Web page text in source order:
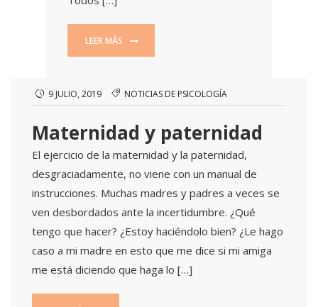
LEER MÁS
9 JULIO, 2019 NOTICIAS DE PSICOLOGÍA
Maternidad y paternidad
El ejercicio de la maternidad y la paternidad,
desgraciadamente, no viene con un manual de
instrucciones. Muchas madres y padres a veces se
ven desbordados ante la incertidumbre. ¿Qué
tengo que hacer? ¿Estoy haciéndolo bien? ¿Le hago
caso a mi madre en esto que me dice si mi amiga
me está diciendo que haga lo […]